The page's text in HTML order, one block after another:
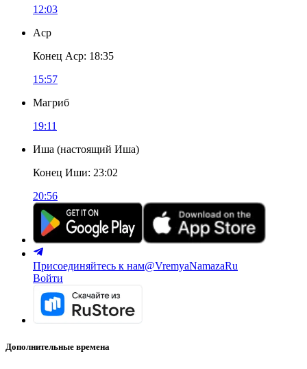
12:03
Аср
Конец Аср: 18:35
15:57
Магриб
19:11
Иша (настоящий Иша)
Конец Иши: 23:02
20:56
Присоединяйтесь к нам@VremyaNamazaRu
Войти
Дополнительные времена